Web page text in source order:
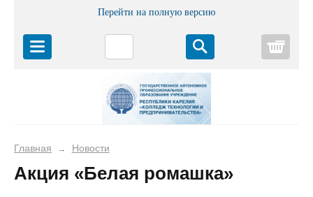
Перейти на полную версию
Главная → Новости
Акция «Белая ромашка»